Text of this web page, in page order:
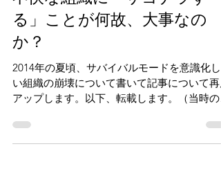
不快な組織に「サヨナラす
る」ことが何故、大事なの
か？
2014年の夏頃、サバイバルモードを意識化し
アップします。以下、転載します。（当時の
UDARAメルマガより） 山登りに誘われ、往復